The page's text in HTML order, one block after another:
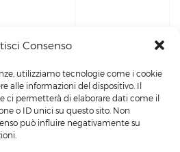
Consenso
utilizziamo tecnologie come i cookie
alle informazioni del dispositivo. Il
ci permetterà di elaborare dati come il
o ID unici su questo sito. Non
può influire negativamente su